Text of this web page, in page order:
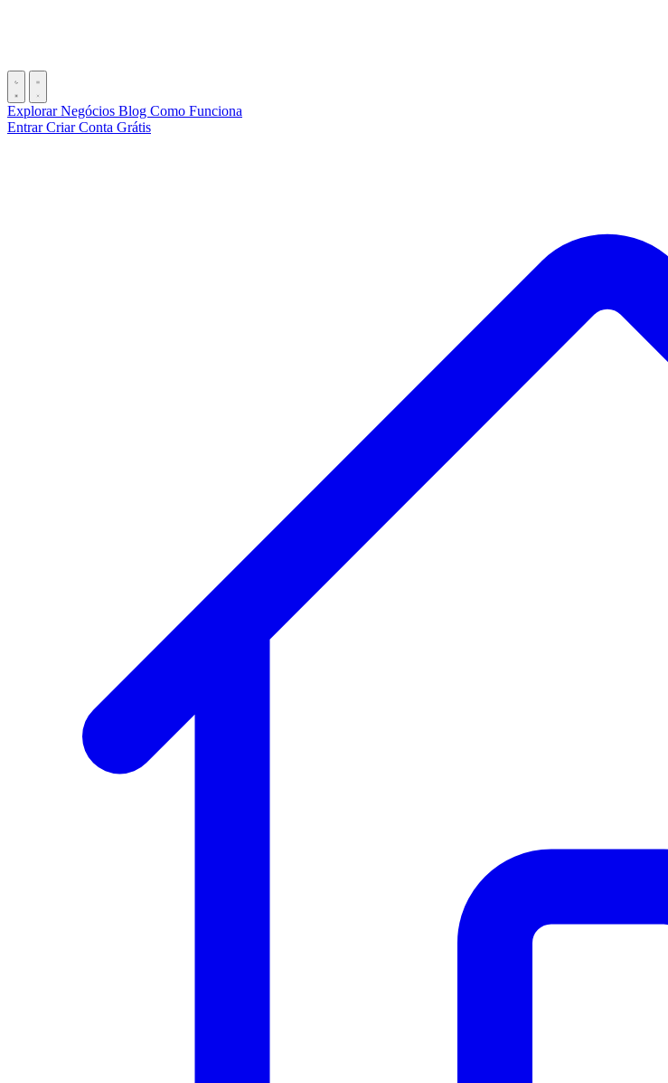
Explorar Negócios Blog Como Funciona
EntrarCriar Conta Grátis